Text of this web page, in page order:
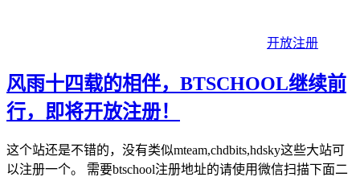
开放注册
风雨十四载的相伴，BTSCHOOL继续前
行，即将开放注册！
这个站还是不错的，没有类似mteam,chdbits,hdsky这些大站可
以注册一个。 需要btschool注册地址的请使用微信扫描下面二